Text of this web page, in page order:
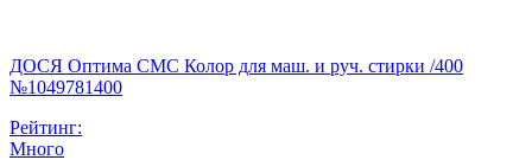
ДОСЯ Оптима СМС Колор для маш. и руч. стирки /400
№1049781400
Рейтинг:
Много